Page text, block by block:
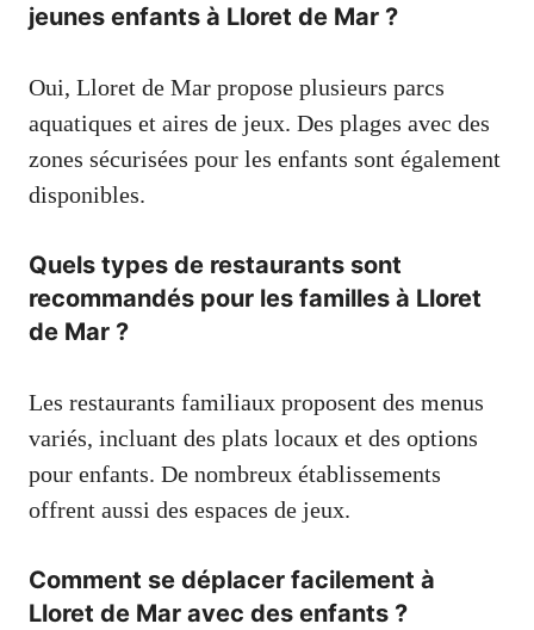
jeunes enfants à Lloret de Mar ?
Oui, Lloret de Mar propose plusieurs parcs
aquatiques et aires de jeux. Des plages avec des
zones sécurisées pour les enfants sont également
disponibles.
Quels types de restaurants sont
recommandés pour les familles à Lloret
de Mar ?
Les restaurants familiaux proposent des menus
variés, incluant des plats locaux et des options
pour enfants. De nombreux établissements
offrent aussi des espaces de jeux.
Comment se déplacer facilement à
Lloret de Mar avec des enfants ?